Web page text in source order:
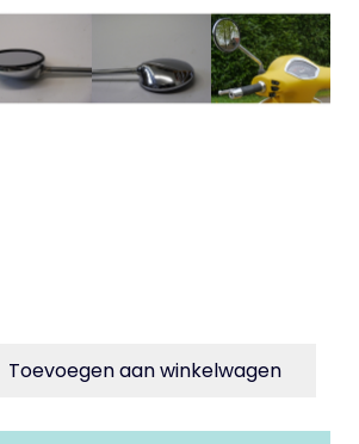
Toevoegen aan winkelwagen